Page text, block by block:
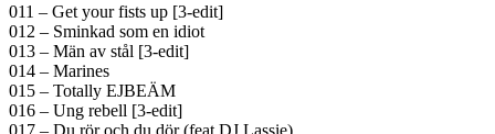
011 – Get your fists up [3-edit]
012 – Sminkad som en idiot
013 – Män av stål [3-edit]
014 – Marines
015 – Totally EJBEÄM
016 – Ung rebell [3-edit]